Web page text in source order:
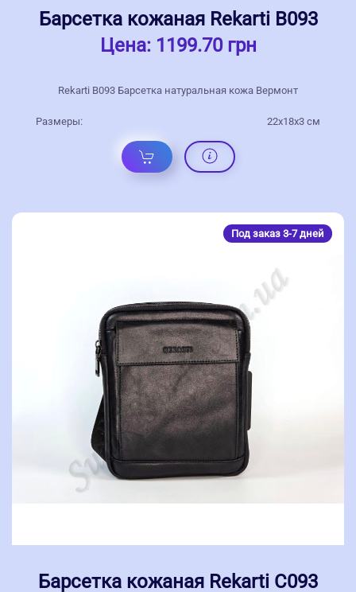
Барсетка кожаная Rekarti В093
Цена: 1199.70 грн
Rekarti В093 Барсетка натуральная кожа Вермонт
Размеры: 22х18х3 см
Под заказ 3-7 дней
Барсетка кожаная Rekarti С093